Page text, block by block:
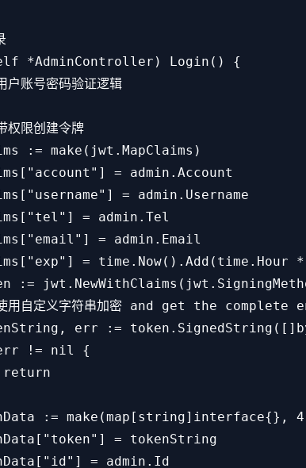
*AdminController) Login() {
账号密码验证逻辑
限创建令牌
:= make(jwt.MapClaims)
= admin.Account
= admin.Username
= admin.Tel
= admin.Email
= time.Now().Add(time.Hour *
:=
用自定义字符串加密 and get the
err :=
!= nil {
:= make(map[string]interface{},
= tokenString
= admin.Id